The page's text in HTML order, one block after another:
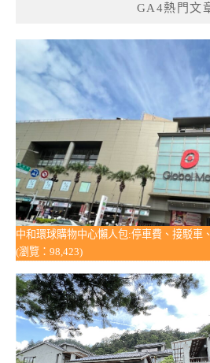
GA4熱門文
中和環球購物中心懶人包:停車費、接駁車
(瀏覽：98,423)